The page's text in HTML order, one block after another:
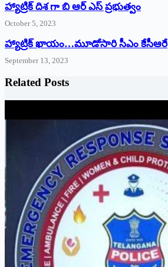
హ్యాట్రిక్ దిశ గా బి ఆర్ ఎస్ ప్రభుత్వం
October 5, 2023
హ్యాట్రిక్‌ ‌ఖాయం…మూడోసారి సీఎం కేసీఆరే
September 13, 2023
Related Posts